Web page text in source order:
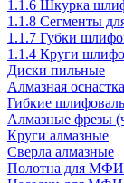
1.1.6 Шкурка
1.1.8 Сегменты
1.1.7 Губки
1.1.4 Круги
Диски пильные
Алмазная оснастка
Гибкие
Алмазные фрезы
Круги алмазные
Сверла алмазные
Полотна для МФИ